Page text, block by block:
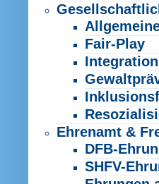
Fair-Play
Integration
Ehrenamt &
DFB-
SHFV-